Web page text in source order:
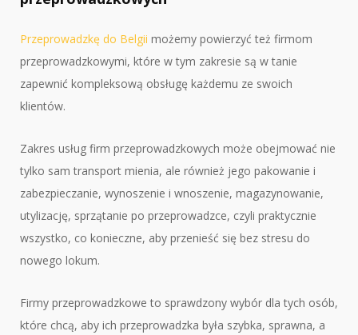
Przeprowadzkę do Belgii możemy powierzyć też firmom
przeprowadzkowymi, które w tym zakresie są w tanie
zapewnić kompleksową obsługę każdemu ze swoich
klientów.
Zakres usług firm przeprowadzkowych może obejmować nie
tylko sam transport mienia, ale również jego pakowanie i
zabezpieczanie, wynoszenie i wnoszenie, magazynowanie,
utylizację, sprzątanie po przeprowadzce, czyli praktycznie
wszystko, co konieczne, aby przenieść się bez stresu do
nowego lokum.
Firmy przeprowadzkowe to sprawdzony wybór dla tych osób,
które chcą, aby ich przeprowadzka była szybka, sprawna, a